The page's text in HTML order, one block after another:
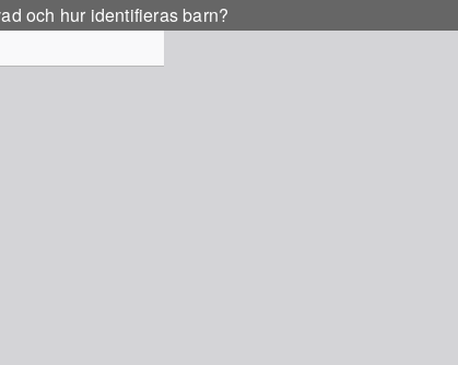
och hur identifieras barn?